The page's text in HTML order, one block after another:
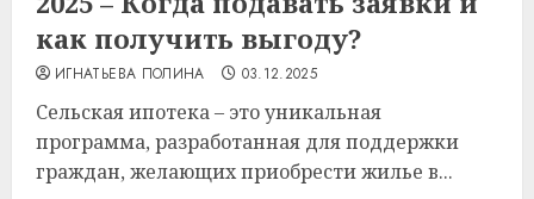
как получить выгоду?
ИГНАТЬЕВА ПОЛИНА 03.12.2025
Сельская ипотека – это уникальная
программа, разработанная для поддержки
граждан, желающих приобрести жилье в...